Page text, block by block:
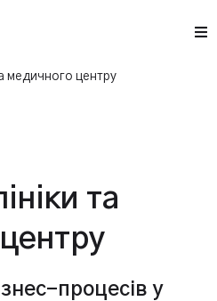
медичного центру
та
процесів у